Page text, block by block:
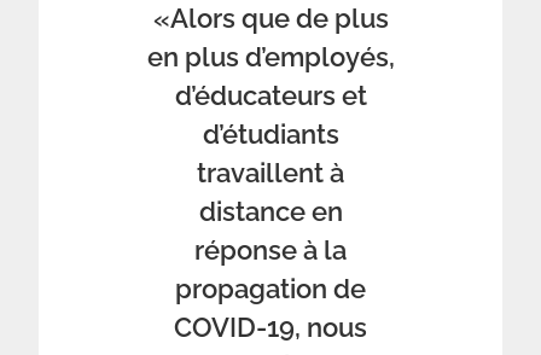
«Alors que de plus
en plus d’employés,
d’éducateurs et
d’étudiants
travaillent à
distance en
réponse à la
propagation de
COVID-19, nous